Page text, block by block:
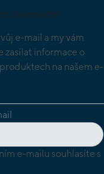
newsletter
e-mail a my vám
zasílat informace o
na našem e-
e-mailu souhlasíte s